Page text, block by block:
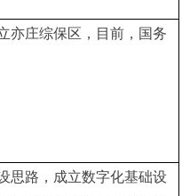
亦庄综保区，目前，国务
思路，成立数字化基础设